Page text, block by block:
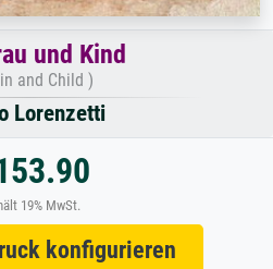
und Kind
and Child )
Lorenzetti
19% MwSt.
konfigurieren